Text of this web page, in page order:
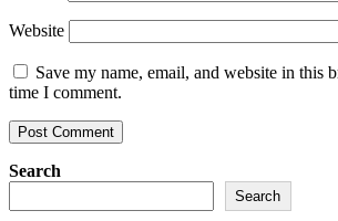
Website
Save my name, email, and website in this
time I comment.
Search
Search